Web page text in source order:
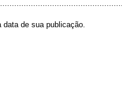
de sua publicação.